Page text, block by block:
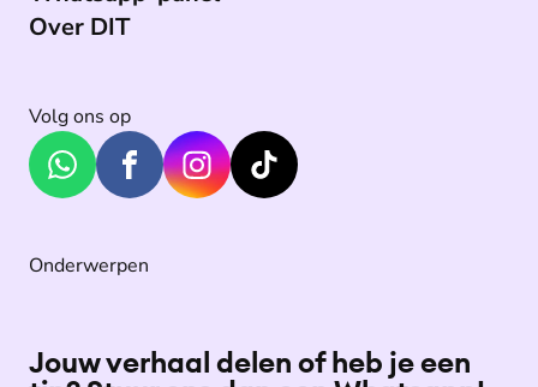
Over DIT
Volg ons op
Onderwerpen
Jouw verhaal delen of heb je een